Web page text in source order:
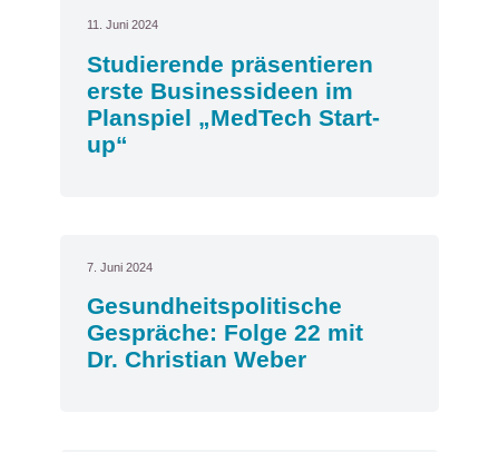
11. Juni 2024
Studierende präsentieren
erste Businessideen im
Planspiel „MedTech Start-
up“
7. Juni 2024
Gesundheitspolitische
Gespräche: Folge 22 mit
Dr. Christian Weber